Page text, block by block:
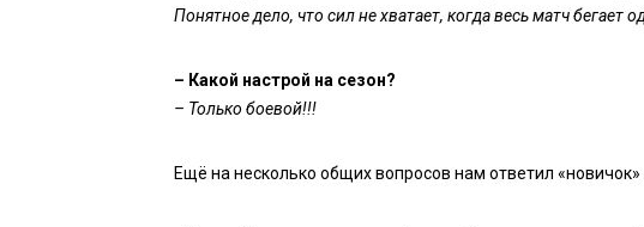
Понятное дело, что сил не хватает, когда весь матч бегает
– Какой настрой на сезон?
– Только боевой!!!
Ещё на несколько общих вопросов нам ответил